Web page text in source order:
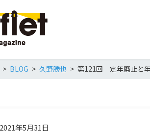
BLOG 久野勝也 第121回 定年廃止と
2021年5月31日